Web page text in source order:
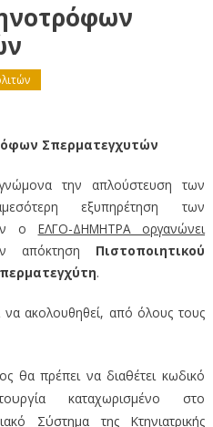
Σπερματεγχυτών
την απλούστευση των
εξυπηρέτηση των
ο ΕΛΓΟ-ΔΗΜΗΤΡΑ οργανώνει
απόκτηση Πιστοποιητικού
.
ακολουθηθεί, από όλους τους
θα πρέπει να διαθέτει κωδικό
καταχωρισμένο στο
Σύστημα της Κτηνιατρικής